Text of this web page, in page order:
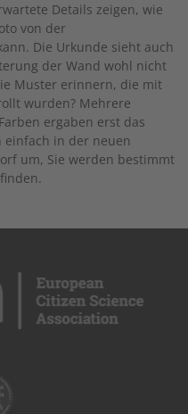
Details zeigen, wie
von der
Die Urkunde sieht auch
der Wand wohl nicht
Muster erinnern, die mit
wurden? Mehrere
ergaben erst das
einfach in der neuen
um, Sie werden bestimmt